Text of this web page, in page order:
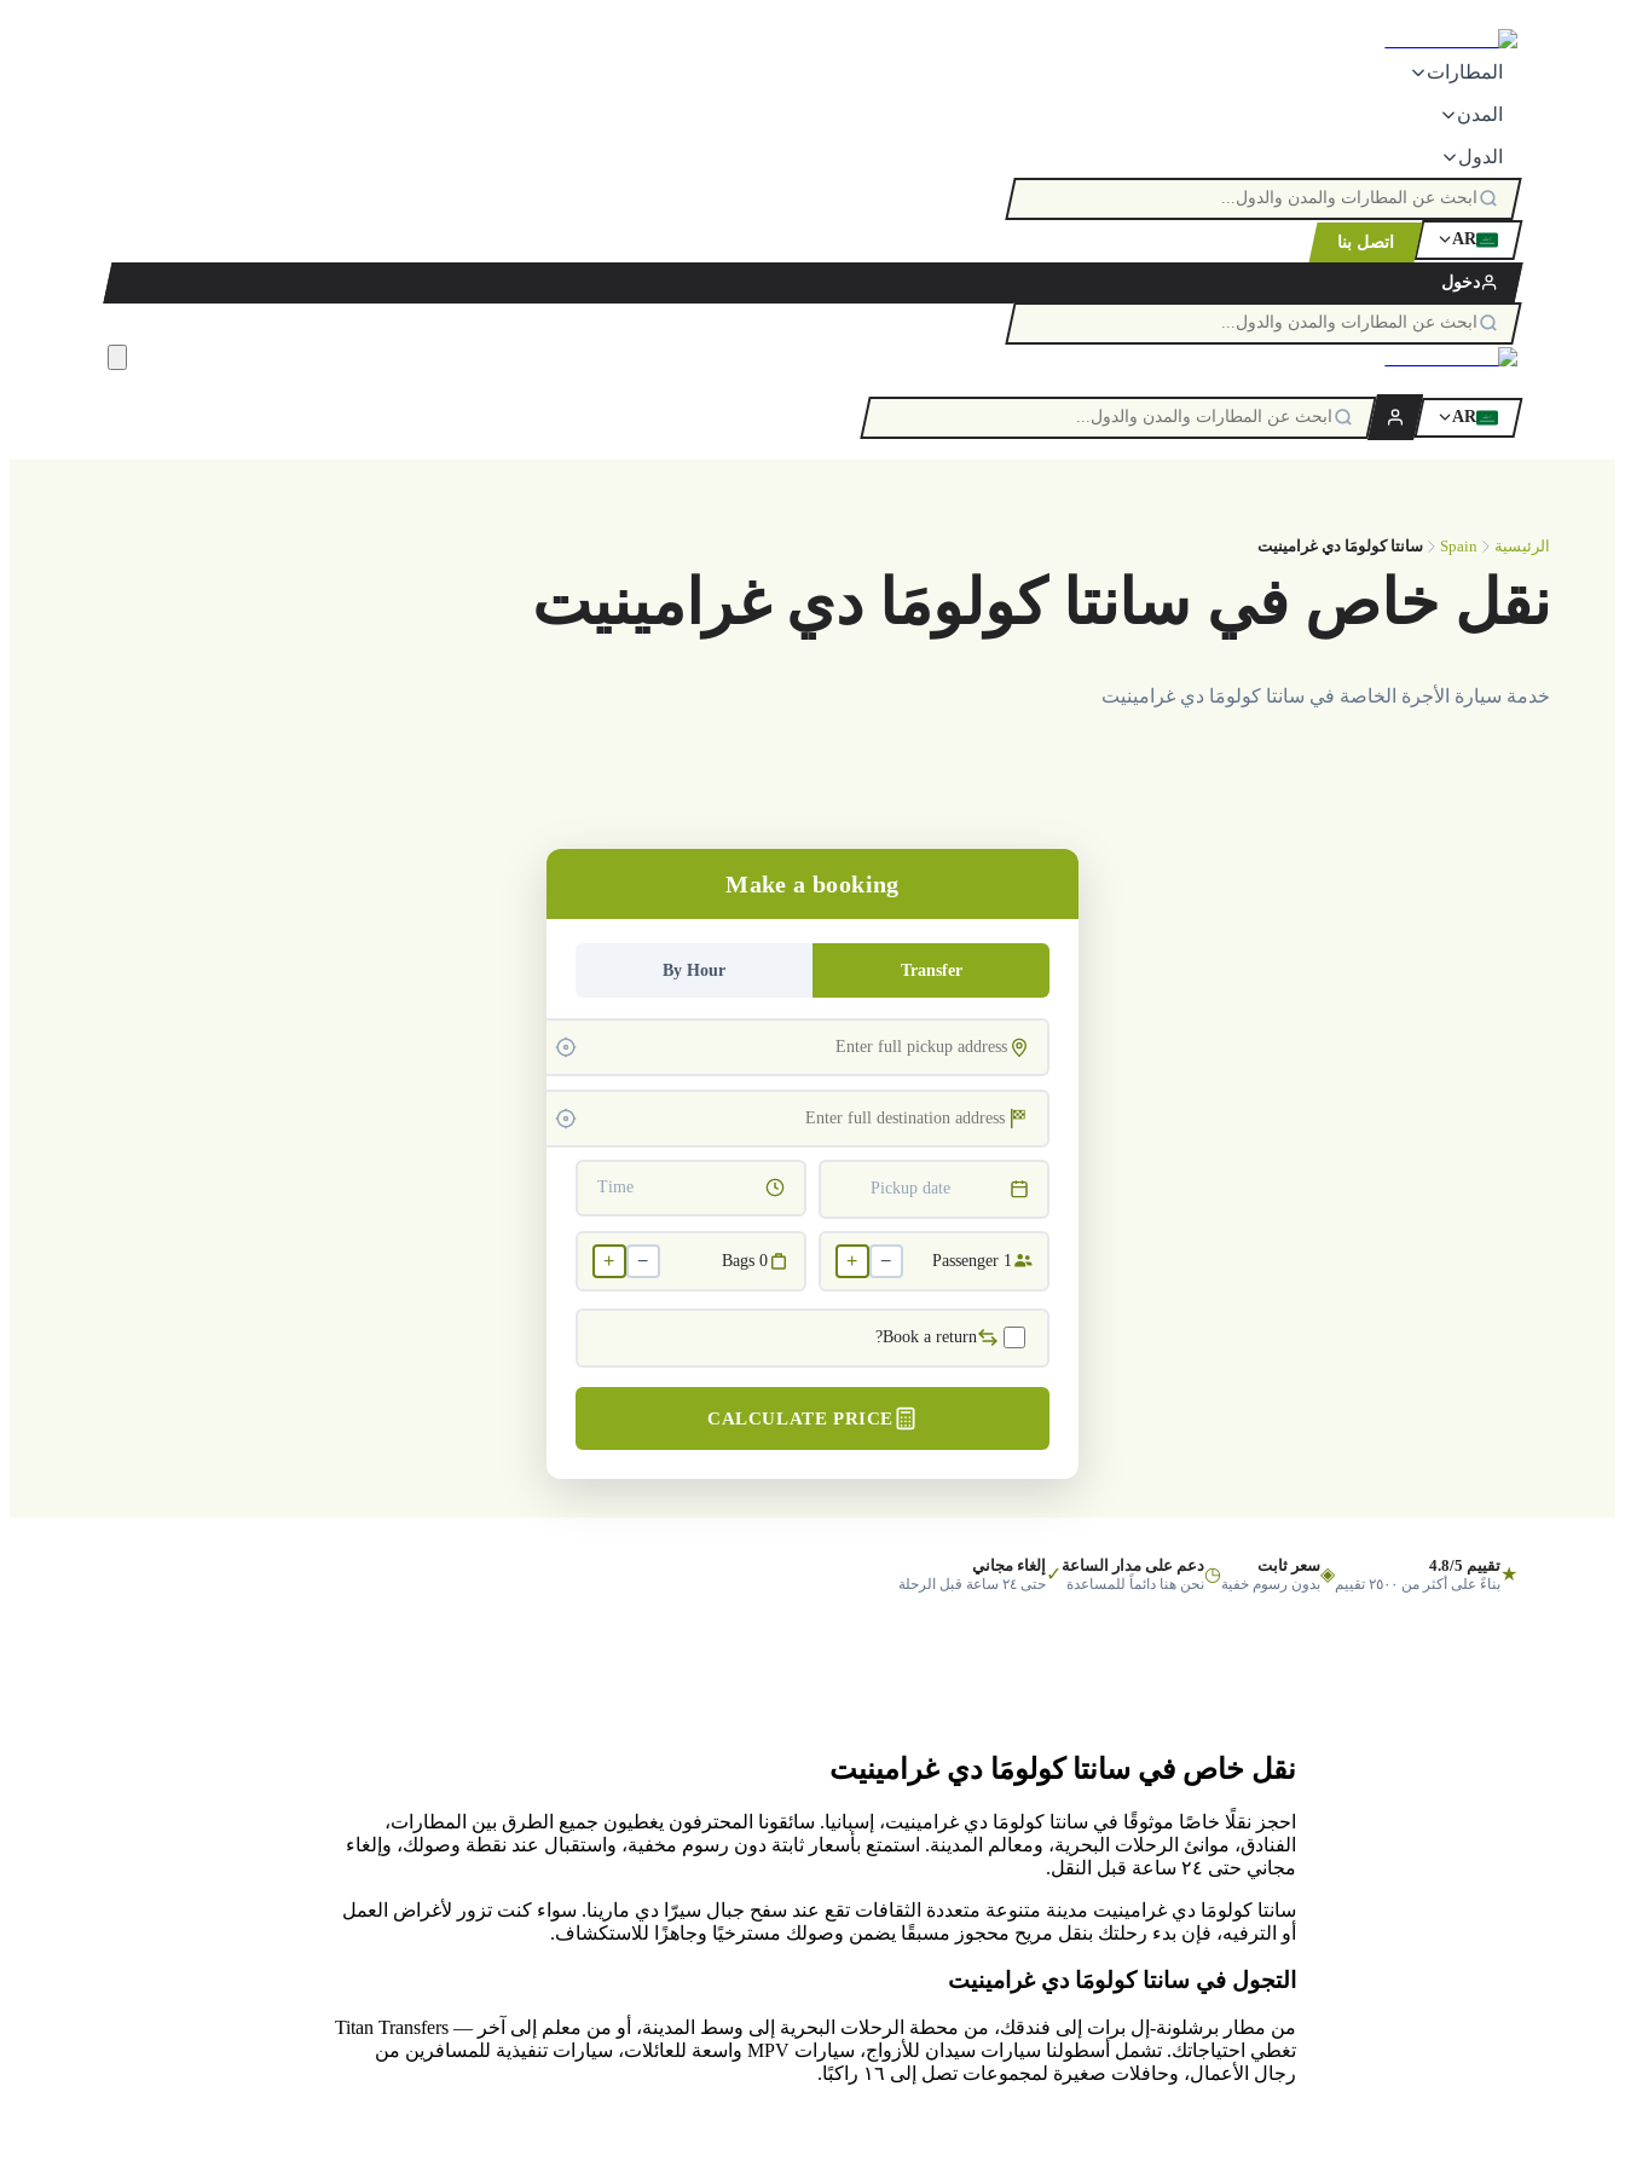
المطارات
المدن
الدول
ٱللَّٰه AR اتصل بنا
دخول
ٱللَّٰه AR
الرئيسية Spain سانتا كولومَا دي غرامينيت
نقل خاص في سانتا كولومَا دي غرامينيت
خدمة سيارة الأجرة الخاصة في سانتا كولومَا دي غرامينيت
Make a booking
Transfer
By Hour
Pickup date
Time
1
Passenger
−
+
0
Bags
−
+
Book a return?
CALCULATE PRICE
★تقييم 4.8/5
بناءً على أكثر من ٢٥٠٠ تقييم ◈سعر ثابت
بدون رسوم خفية◷دعم على مدار الساعة
نحن هنا دائماً للمساعدة ✓ إلغاء مجاني
حتى ٢٤ ساعة قبل الرحلة
نقل خاص في سانتا كولومَا دي غرامينيت
احجز نقلًا خاصًا موثوقًا في سانتا كولومَا دي غرامينيت، إسبانيا. سائقونا المحترفون يغطيون جميع الطرق بين المطارات،
الفنادق، موانئ الرحلات البحرية، ومعالم المدينة. استمتع بأسعار ثابتة دون رسوم مخفية، واستقبال عند نقطة وصولك، وإلغاء
مجاني حتى ٢٤ ساعة قبل النقل.
سانتا كولومَا دي غرامينيت مدينة متنوعة متعددة الثقافات تقع عند سفح جبال سيرّا دي مارينا. سواء كنت تزور لأغراض العمل
أو الترفيه، فإن بدء رحلتك بنقل مريح محجوز مسبقًا يضمن وصولك مسترخيًا وجاهزًا للاستكشاف.
التجول في سانتا كولومَا دي غرامينيت
من مطار برشلونة-إل برات إلى فندقك، من محطة الرحلات البحرية إلى وسط المدينة، أو من معلم إلى آخر — Titan Transfers
تغطي احتياجاتك. تشمل أسطولنا سيارات سيدان للأزواج، سيارات MPV واسعة للعائلات، سيارات تنفيذية للمسافرين من
رجال الأعمال، وحافلات صغيرة لمجموعات تصل إلى ١٦ راكبًا.